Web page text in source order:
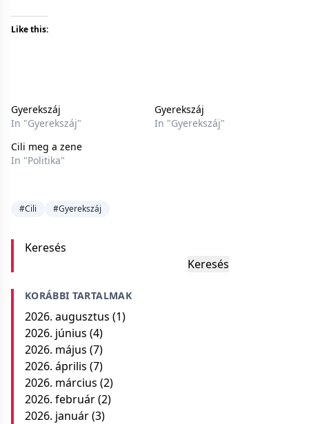
Like this:
Gyerekszáj
In "Gyerekszáj"
Gyerekszáj
In "Gyerekszáj"
Cili meg a zene
In "Politika"
#Cili #Gyerekszáj
Keresés
Keresés
KORÁBBI TARTALMAK
2026. augusztus (1)
2026. június (4)
2026. május (7)
2026. április (7)
2026. március (2)
2026. február(2)
2026. január(3)